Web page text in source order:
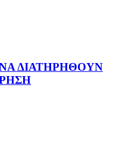
ΔΙΑΤΗΡΗΘΟΥΝ